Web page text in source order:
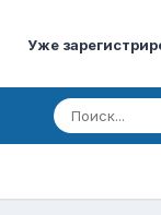
Уже